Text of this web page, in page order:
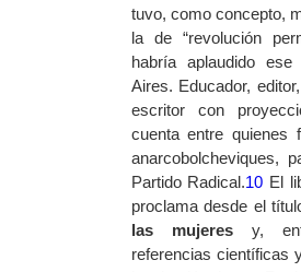
tuvo, como concepto,
la de “revolución
habría aplaudido
Aires. Educador,
escritor con
cuenta entre quienes
anarcobolcheviques,
Partido Radical.10 El
proclama desde el
las mujeresy,
referencias científicas